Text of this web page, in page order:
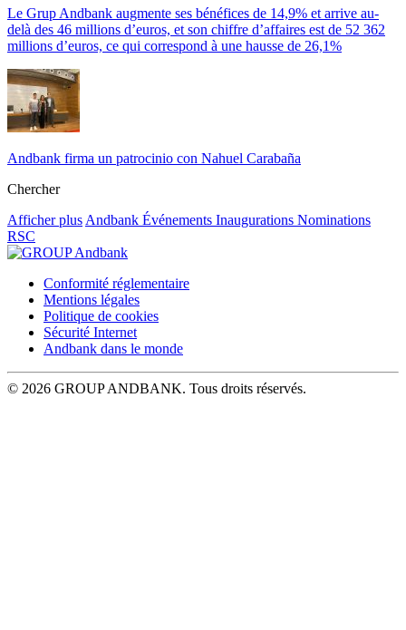
Le Grup Andbank augmente ses bénéfices de 14,9% et arrive au-
delà des 46 millions d’euros, et son chiffre d’affaires est de 52 362
millions d’euros, ce qui correspond à une hausse de 26,1%
Andbank firma un patrocinio con Nahuel Carabaña
Chercher
Afficher plus Andbank Événements Inaugurations Nominations
RSC
Conformité réglementaire
Mentions légales
Politique de cookies
Sécurité Internet
Andbank dans le monde
© 2026 GROUP ANDBANK. Tous droits réservés.